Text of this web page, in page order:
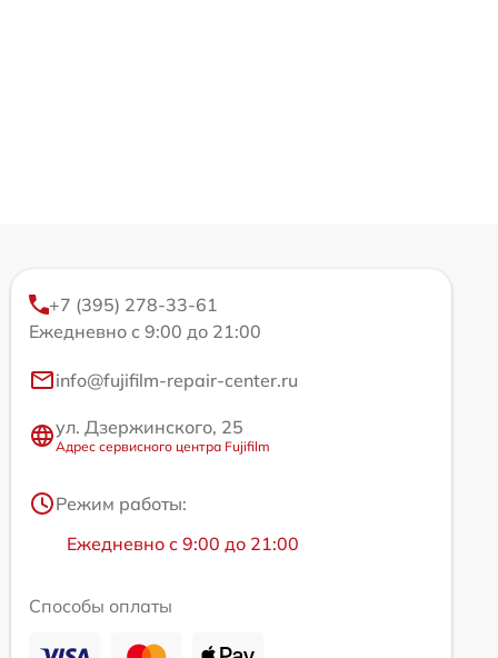
+7 (395) 278-33-61
Ежедневно с 9:00 до 21:00
info@fujifilm-repair-center.ru
ул. Дзержинского, 25
Адрес сервисного центра Fujifilm
Режим работы:
Ежедневно с 9:00 до 21:00
Способы оплаты